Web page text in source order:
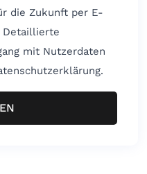
die Zukunft per E-
Detaillierte
mit Nutzerdaten